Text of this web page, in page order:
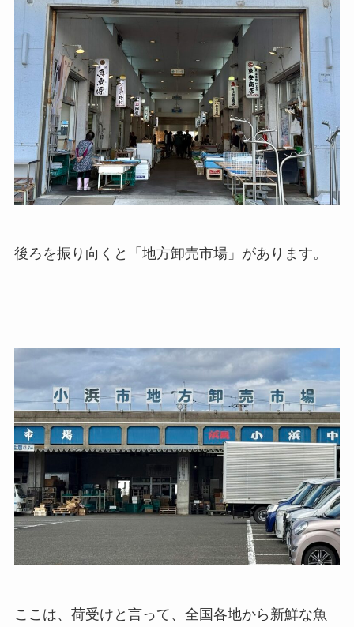
後ろを振り向くと「地方卸売市場」があります。
ここは、荷受けと言って、全国各地から新鮮な魚